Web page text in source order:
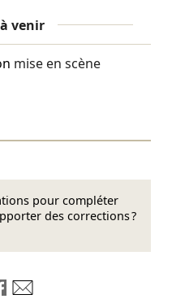
venir
mise en scène
pour compléter
des corrections ?
LinkedIn
sur Mastodon
sur Bluesky
Partager sur Facebook